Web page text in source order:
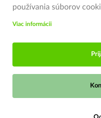
používania súborov
Viac informácii